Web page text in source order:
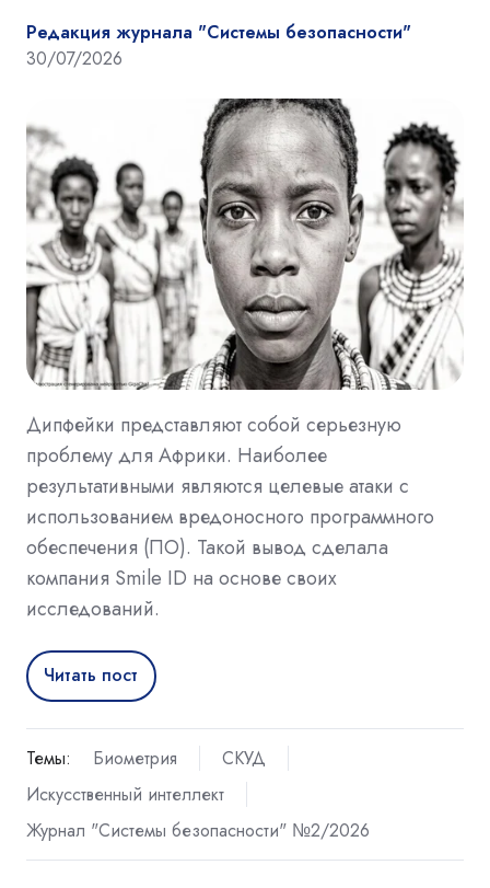
Редакция журнала "Системы безопасности"
30/07/2026
Дипфейки представляют собой серьезную
проблему для Африки. Наиболее
результативными являются целевые атаки с
использованием вредоносного программного
обеспечения (ПО). Такой вывод сделала
компания Smile ID на основе своих
исследований.
Читать пост
Темы: Биометрия
СКУД
Искусственный интеллект
Журнал "Системы безопасности" №2/2026